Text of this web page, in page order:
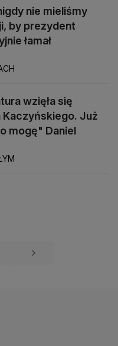
nie mieliśmy
by prezydent
łamał
wzięła się
Kaczyńskiego. Już
mogę" Daniel